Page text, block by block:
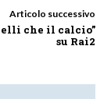
Articolo successivo
che il calcio”
su Rai2